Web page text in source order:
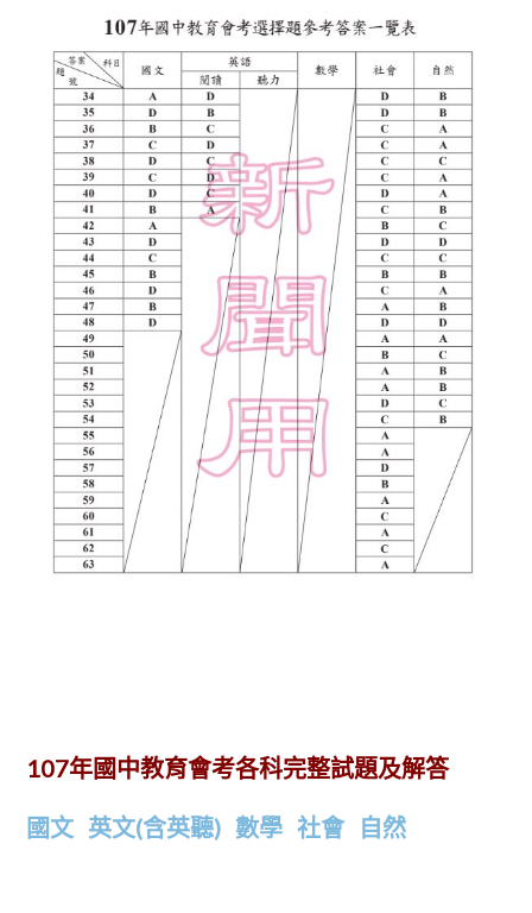
107年國中教育會考各科完整試題及解答
國文 英文(含英聽) 數學 社會 自然